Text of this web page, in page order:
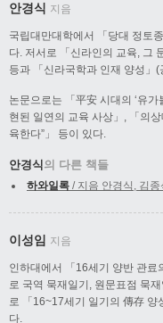
안경식 지음
국립대만대학에서 「당대 정토
다. 저서로 「신라인의 교육, 그
등과 「신라국학과 인재 양성」(
논문으로는 「平安 시대의 ‘유
현된 일연의 교육 사상」, 「의
육한다”」 등이 있다.
안경식의 다른 책들
하와일록 / 지음 안경식, 김
이성임 지음
인하대에서 「16세기 양반 관료
로 국역 묵재일기, 원문표점 묵
로 「16~17세기 일기의 傳存 양
다.